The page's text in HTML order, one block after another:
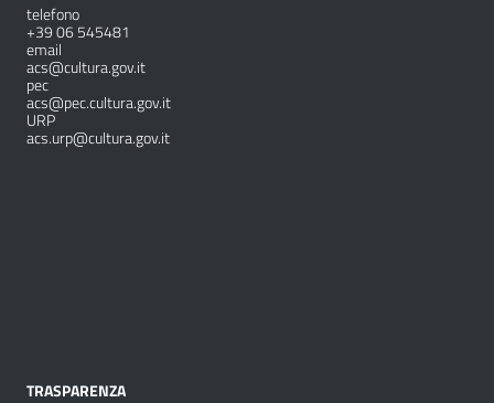
telefono
+39 06 545481
email
acs@cultura.gov.it
pec
acs@pec.cultura.gov.it
URP
acs.urp@cultura.gov.it
TRASPARENZA